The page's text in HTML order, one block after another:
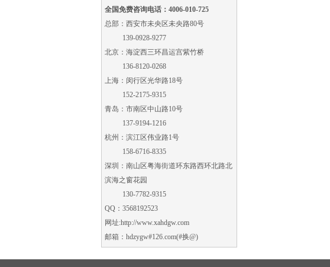
全国免费咨询电话：4006-010-725
总部：西安市未央区未央路80号
139-0928-9277
北京：海淀西三环昌运宫紫竹桥
136-8120-0268
上海：闵行区光华路18号
152-2175-9315
青岛：市南区中山路10号
137-9194-1216
杭州：滨江区伟业路1号
158-6716-8335
深圳：南山区粤海街道环东路西环北路北
滨海之窗花园
130-7782-9315
QQ：3568192523
网址:http://www.xahdgw.com
邮箱：hdzygw#126.com(#换@)